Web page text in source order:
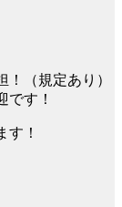
（規定あり）
です！
す！